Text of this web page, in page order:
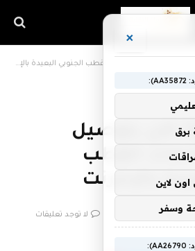
تقوم Starlink الآن بتوصيل
القطب
بالإنترنت
لا توجد تعليقات
×
برق
لاين
وسفر